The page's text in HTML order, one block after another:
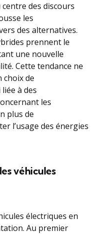
des discours
les
des alternatives.
prennent le
une nouvelle
Cette tendance ne
choix de
à des
les
plus de
l’usage des énergies
véhicules
électriques en
Au premier